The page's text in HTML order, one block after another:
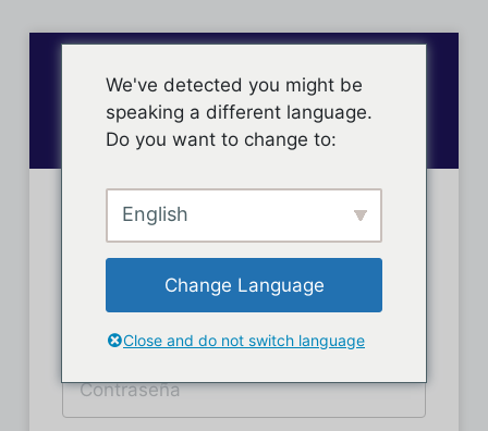
Inicio de sesión
We've detected you might be
speaking a different language.
Do you want to change to:
English
Change Language
Close and do not switch language